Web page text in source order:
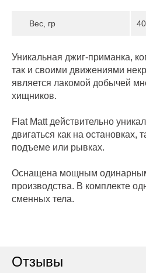
Вес, гр
Уникальная джиг-приманка,
так и своими движениями
является лакомой добычей
хищников.
Flat Matt действительно
двигаться как на остановках,
подъеме или рывках.
Оснащена мощным
производства. В комплекте
сменных тела.
Отзывы